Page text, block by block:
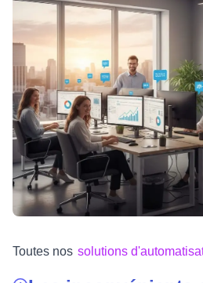
Toutes nos solutions